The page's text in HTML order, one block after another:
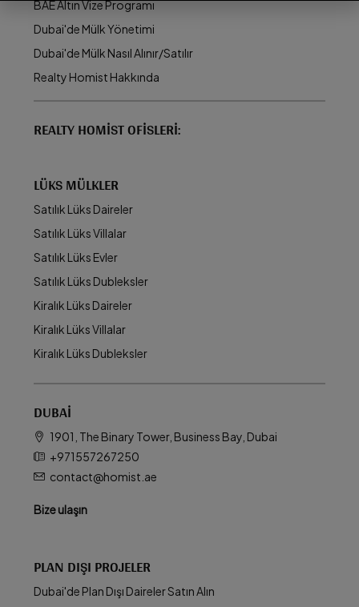
BAE Altın Vize Programı
Dubai'de Mülk Yönetimi
Dubai'de Mülk Nasıl Alınır/Satılır
Realty Homist Hakkında
REALTY HOMIST OFISLERI:
LÜKS MÜLKLER
Satılık Lüks Daireler
Satılık Lüks Villalar
Satılık Lüks Evler
Satılık Lüks Dubleksler
Kiralık Lüks Daireler
Kiralık Lüks Villalar
Kiralık Lüks Dubleksler
DUBAI
1901, The Binary Tower, Business Bay, Dubai
+971557267250
contact@homist.ae
Bize ulaşın
PLAN DIŞI PROJELER
Dubai'de Plan Dışı Daireler Satın Alın